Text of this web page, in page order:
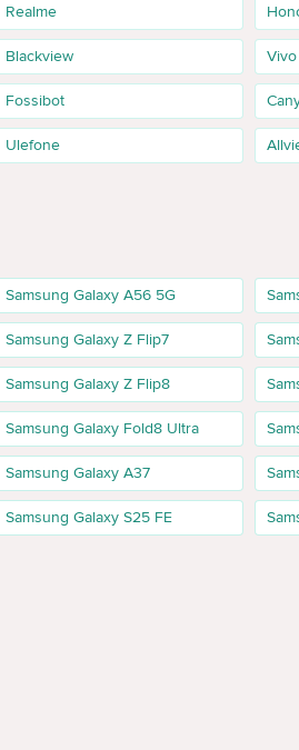
нужно больше места под
эту версию важно явно
приложения, мессенджеры,
памяти под фото, видео,
«samsung a07 256gb» и
5G
и «samsung a07 5g», но основные
только 4G-версия. Правильнее
Realme
Blackview Vivo
Fossibot
Ulefone
Samsung Galaxy A56 5G
Samsung Galaxy Z Flip7
Samsung Galaxy Z Flip8
Samsung Galaxy Fold8 Ultra
Samsung Galaxy A37
Samsung Galaxy S25 FE